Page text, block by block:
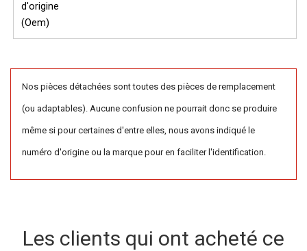
d'origine
(Oem)
Nos pièces détachées sont toutes des pièces de remplacement
(ou adaptables). Aucune confusion ne pourrait donc se produire
même si pour certaines d'entre elles, nous avons indiqué le
numéro d'origine ou la marque pour en faciliter l'identification.
Les clients qui ont acheté ce